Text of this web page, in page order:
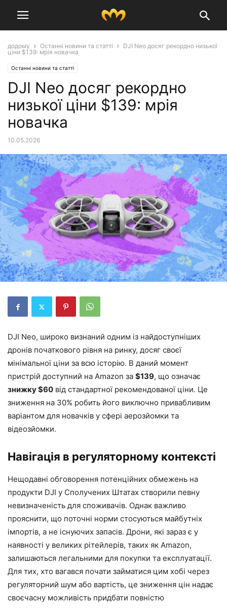
додому Останні новини та статті
DJI Neo досяг рекордно низької
ціни $139: мрія новачка
Останні новини та статті
DJI Neo досяг рекордно
низької ціни $139: мрія
новачка
10.05.2026
DJI Neo, широко визнаний одним із найдоступніших
дронів початкового рівня на ринку, досяг своєї
мінімальної ціни за всю історію. В даний момент
пристрій доступний на Amazon за $139, що означає
знижку $60 від стандартної рекомендованої ціни. Це
зниження на 30% робить його виключно привабливим
варіантом для новачків у сфері аерозйомки та
відеозйомки.
Навігація в регуляторному контексті
Нещодавні обговорення потенційних обмежень на
продукти DJI у Сполучених Штатах створили певну
невизначеність для споживачів. Однак важливо
прояснити, що поточні норми стосуються майбутніх
імпортів, а не існуючих запасів. Дрони, які зараз є у
наявності у великих рітейлерів, таких як Amazon,
залишаються легальними для покупки та експлуатації.
Для тих, хто вагався почати займатися цим хобі через
регуляторний шум або вартість, це зниження цін надає
своєчасну можливість придбати повністю